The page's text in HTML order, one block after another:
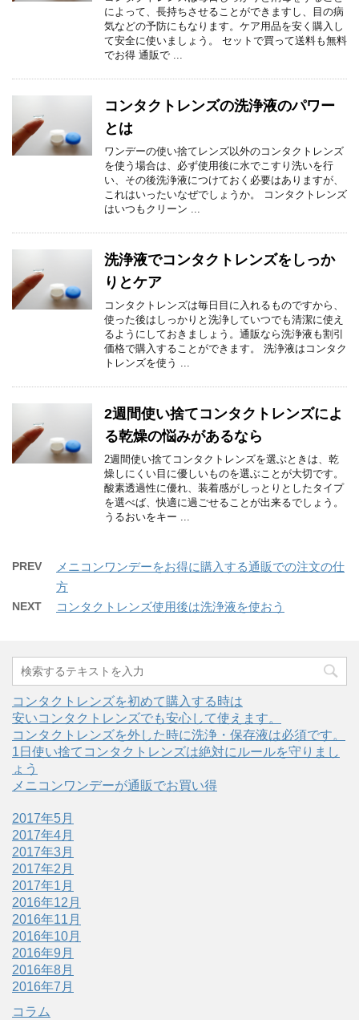
によって、長持ちさせることができますし、目の病
気などの予防にもなります。ケア用品を安く購入し
て安全に使いましょう。 セットで買って送料も無料
でお得 通販で ...
コンタクトレンズの洗浄液のパワー
とは
ワンデーの使い捨てレンズ以外のコンタクトレンズ
を使う場合は、必ず使用後に水でこすり洗いを行
い、その後洗浄液につけておく必要はありますが、
これはいったいなぜでしょうか。 コンタクトレンズ
はいつもクリーン ...
洗浄液でコンタクトレンズをしっか
りとケア
コンタクトレンズは毎日目に入れるものですから、
使った後はしっかりと洗浄していつでも清潔に使え
るようにしておきましょう。通販なら洗浄液も割引
価格で購入することができます。 洗浄液はコンタク
トレンズを使う ...
2週間使い捨てコンタクトレンズによ
る乾燥の悩みがあるなら
2週間使い捨てコンタクトレンズを選ぶときは、乾
燥しにくい目に優しいものを選ぶことが大切です。
酸素透過性に優れ、装着感がしっとりとしたタイプ
を選べば、快適に過ごせることが出来るでしょう。
うるおいをキー ...
PREV
メニコンワンデーをお得に購入する通販での注文の仕
方
NEXT コンタクトレンズ使用後は洗浄液を使おう
コンタクトレンズを初めて購入する時は
安いコンタクトレンズでも安心して使えます。
コンタクトレンズを外した時に洗浄・保存液は必須です。
1日使い捨てコンタクトレンズは絶対にルールを守りまし
ょう
メニコンワンデーが通販でお買い得
2017年5月
2017年4月
2017年3月
2017年2月
2017年1月
2016年12月
2016年11月
2016年10月
2016年9月
2016年8月
2016年7月
コラム